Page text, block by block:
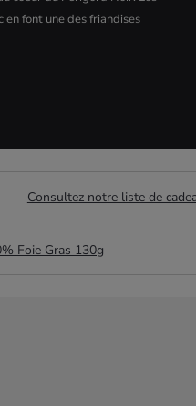
font une des friandises
Consultez notre liste de
Foie Gras 130g